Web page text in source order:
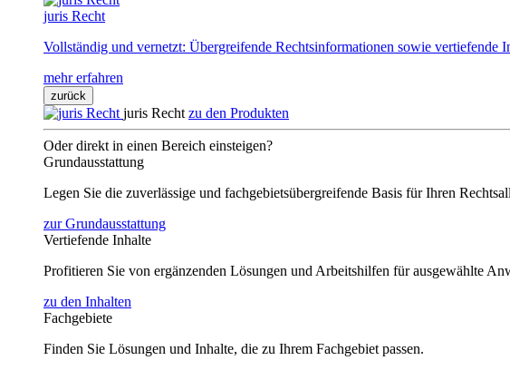
juris Recht
Vollständig und vernetzt: Übergreifende Rechtsinformationen sowie vertiefende
mehr erfahren
zurück
juris Recht zu den Produkten
Oder direkt in einen Bereich einsteigen?
Grundausstattung
Legen Sie die zuverlässige und fachgebietsübergreifende Basis für Ihren
zur Grundausstattung
Vertiefende Inhalte
Profitieren Sie von ergänzenden Lösungen und Arbeitshilfen für ausgewählte
zu den Inhalten
Fachgebiete
Finden Sie Lösungen und Inhalte, die zu Ihrem Fachgebiet passen.